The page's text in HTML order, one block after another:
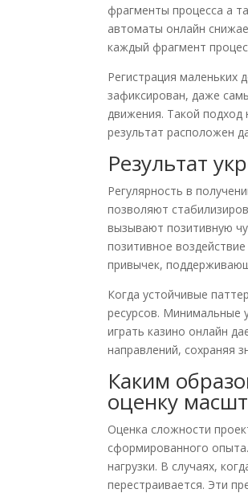
фрагменты процесса а
автоматы онлайн
каждый фрагмент
Регистрация маленьких
зафиксирован, даже
движения. Такой подход
результат расположен
Результат
Регулярность в
позволяют
вызывают позитивную
позитивное
привычек,
Когда устойчивые
ресурсов. Минимальные
играть казино онлайн
направлений, сохраняя
Каким
оценку
Оценка сложности
сформированного
нагрузки. В случаях,
перестраивается. Эти